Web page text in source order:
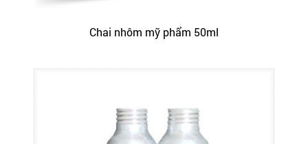
Chai nhôm mỹ phẩm 50ml